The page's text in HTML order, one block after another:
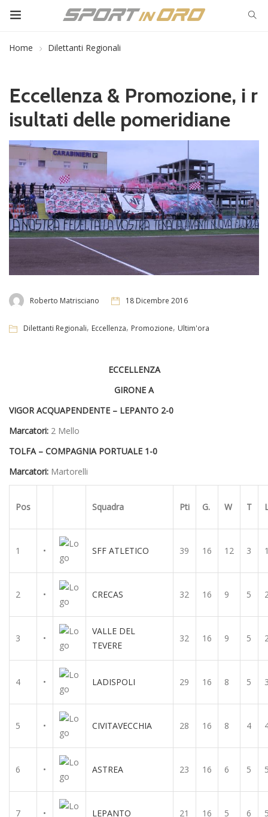
Home Dilettanti Regionali
Eccellenza & Promozione, i r
isultati delle pomeridiane
Roberto Matrisciano 18 Dicembre 2016
Dilettanti Regionali, Eccellenza, Promozione, Ultim'ora
ECCELLENZA
GIRONE A
VIGOR ACQUAPENDENTE – LEPANTO 2-0
Marcatori: 2 Mello
TOLFA – COMPAGNIA PORTUALE 1-0
Marcatori: Martorelli
Pos Squadra Pti G. W T
1 • SFF ATLETICO 39 16 12 3
2 • CRECAS 32 16 9 5
3 •
VALLE DEL
TEVERE
32 16 9 5
4 • LADISPOLI 29 16 8 5
5 • CIVITAVECCHIA 28 16 8 4
6 • ASTREA 23 16 6 5
7 • LEPANTO 21 16 5 6